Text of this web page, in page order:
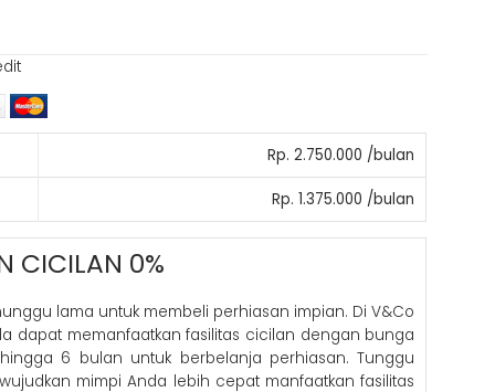
Rp. 2.750.000 /bulan
Rp. 1.375.000 /bulan
CICILAN 0%
lama untuk membeli perhiasan impian. Di V&Co
dapat memanfaatkan fasilitas cicilan dengan bunga
6 bulan untuk berbelanja perhiasan. Tunggu
mimpi Anda lebih cepat manfaatkan fasilitas